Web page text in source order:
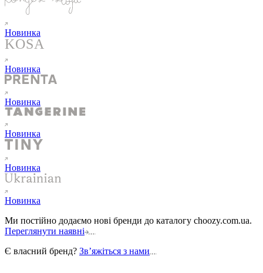
Новинка
Новинка
Новинка
Новинка
Новинка
Новинка
Ми постійно додаємо нові бренди до каталогу choozy.com.ua.
Переглянути наявні
Є власний бренд? Звʼяжіться з нами